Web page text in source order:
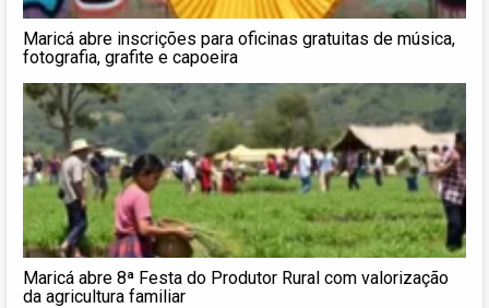
Maricá abre inscrições para oficinas gratuitas de música,
fotografia, grafite e capoeira
Maricá abre 8ª Festa do Produtor Rural com valorização
da agricultura familiar